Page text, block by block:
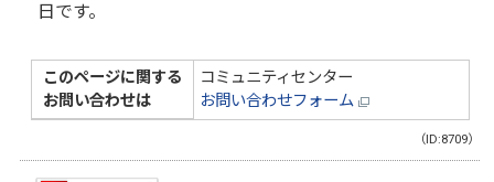
日です。
このページに関する
お問い合わせは
コミュニティセンター
お問い合わせフォーム
（ID:8709）